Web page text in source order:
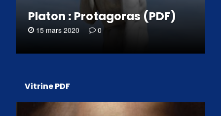
Platon : Protagoras (PDF)
15 mars 2020 0
Vitrine PDF